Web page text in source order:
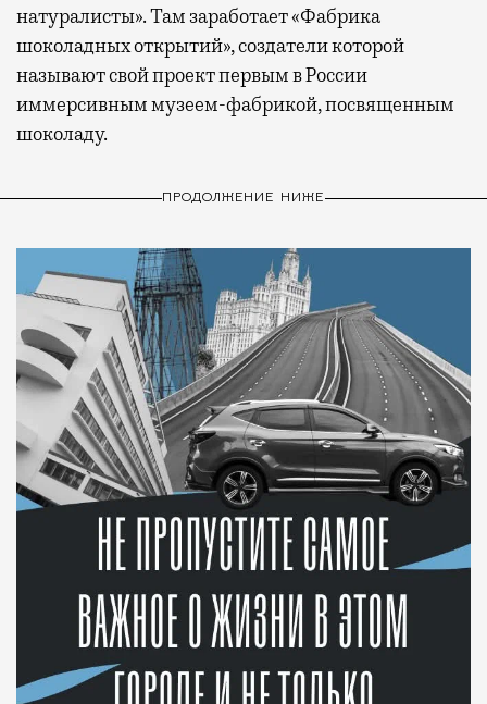
натуралисты». Там заработает «Фабрика
шоколадных открытий», создатели которой
называют свой проект первым в России
иммерсивным музеем-фабрикой, посвященным
шоколаду.
ПРОДОЛЖЕНИЕ НИЖЕ